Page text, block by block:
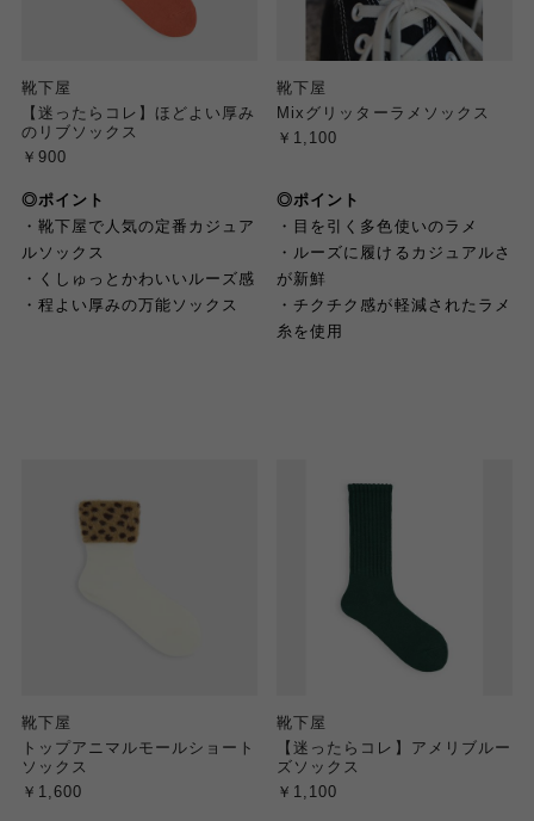
靴下屋
【迷ったらコレ】ほどよい厚み
のリブソックス
￥900
靴下屋
Mixグリッターラメソックス
￥1,100
◎ポイント
・靴下屋で人気の定番カジュア
ルソックス
・くしゅっとかわいいルーズ感
・程よい厚みの万能ソックス
◎ポイント
・目を引く多色使いのラメ
・ルーズに履けるカジュアルさ
が新鮮
・チクチク感が軽減されたラメ
糸を使用
靴下屋
トップアニマルモールショート
ソックス
￥1,600
靴下屋
【迷ったらコレ】アメリブルー
ズソックス
￥1,100